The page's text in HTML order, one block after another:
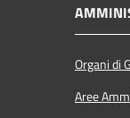
Organi di
Aree